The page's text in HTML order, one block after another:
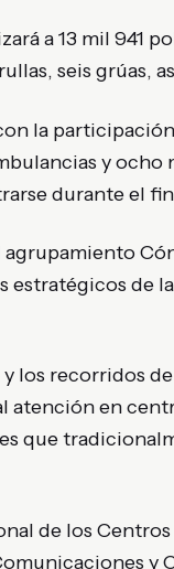
a 13 mil 941
seis grúas,
la
y
durante el fin
de
los recorridos
atención en
que
de los